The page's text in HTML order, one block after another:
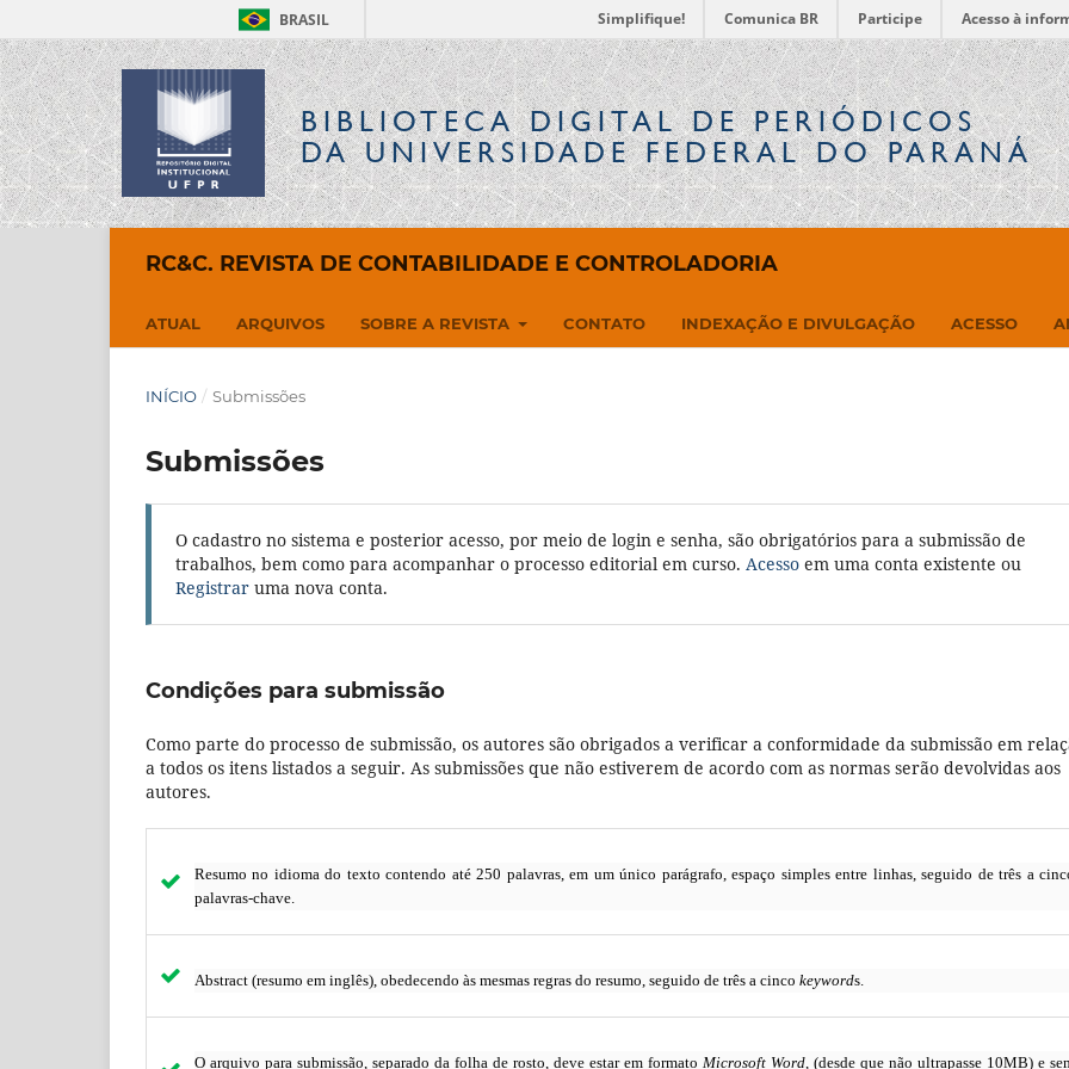
BRASIL Simplifique! Comunica BR Participe Acesso à
BIBLIOTECA DIGITALDE PERIÓDICOS
DA UNIVERSIDADE FEDERAL DO PARANÁ
RC&C. REVISTA DE CONTABILIDADE E CONTROLADORIA
ATUAL ARQUIVOS SOBRE A REVISTA CONTATO INDEXAÇÃO E DIVULGAÇÃO ACESSO
INÍCIO / Submissões
Submissões
O cadastro no sistema e posterior acesso, por meio de login e senha, são obrigatórios para a submissão de
trabalhos, bem como para acompanhar o processo editorial em curso. Acesso em uma conta existente ou
Registrar uma nova conta.
Condições para submissão
Como parte do processo de submissão, os autores são obrigados a verificar a conformidade da submissão em
a todos os itens listados a seguir. As submissões que não estiverem de acordo com as normas serão devolvidas aos
autores.
Resumo no idioma do texto contendo até 250 palavras, em um único parágrafo, espaço simples entre linhas, seguido de três a
palavras-chave.
Abstract (resumo em inglês), obedecendo às mesmas regras do resumo, seguido de três a cinco keywords.
O arquivo para submissão, separado da folha de rosto, deve estar em formato Microsoft Word, (desde que não ultrapasse 10MB) e